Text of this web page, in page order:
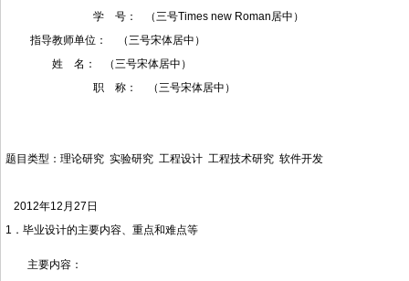
学 号： （三号Times new Roman居中）
指导教师单位： （三号宋体居中）
姓 名： （三号宋体居中）
职 称： （三号宋体居中）
题目类型：理论研究 实验研究 工程设计 工程技术研究 软件开发
2012年12月27日
1．毕业设计的主要内容、重点和难点等
主要内容：